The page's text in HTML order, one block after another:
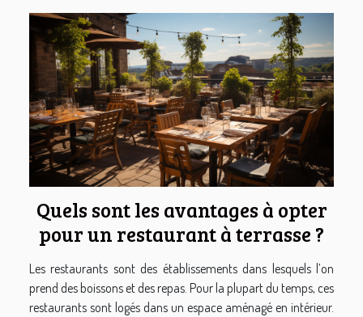
Quels sont les avantages à opter
pour un restaurant à terrasse ?
Les restaurants sont des établissements dans lesquels l’on
prend des boissons et des repas. Pour la plupart du temps, ces
restaurants sont logés dans un espace aménagé en intérieur.